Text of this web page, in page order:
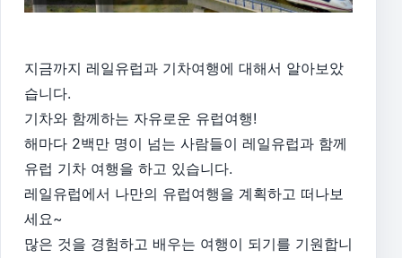
지금까지 레일유럽과 기차여행에 대해서 알아보았
습니다.
기차와 함께하는 자유로운 유럽여행!
해마다 2백만 명이 넘는 사람들이 레일유럽과 함께
유럽 기차 여행을 하고 있습니다.
레일유럽에서 나만의 유럽여행을 계획하고 떠나보
세요~
많은 것을 경험하고 배우는 여행이 되기를 기원합니